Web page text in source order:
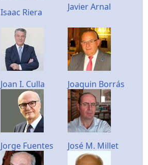
Isaac Riera Javier Arnal
Joan I. Culla Joaquin Borrás
Jorge Fuentes José M. Millet